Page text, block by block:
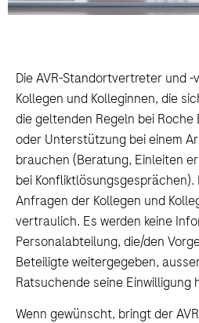
Die AVR-Standortvertreter und
Kollegen und Kolleginnen, die
die geltenden Regeln bei
oder Unterstützung bei einem
brauchen (Beratung, Einleiten
bei Konfliktlösungsgesprächen).
Anfragen der Kollegen und
vertraulich. Es werden keine
Personalabteilung, die/den
Beteiligte weitergegeben,
Ratsuchende seine Einwilligung
Wenn gewünscht, bringt der